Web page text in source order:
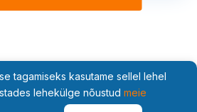
tagamiseks kasutame sellel lehel
lehekülge nõustud meie